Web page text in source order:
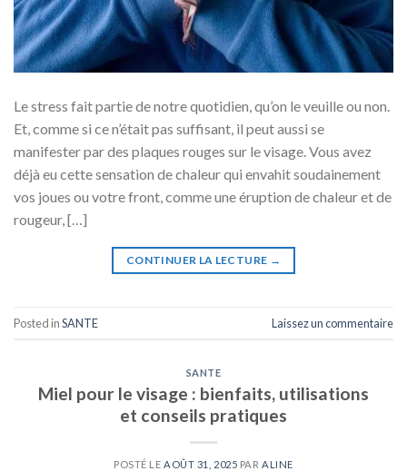
Le stress fait partie de notre quotidien, qu’on le veuille ou non.
Et, comme si ce n’était pas suffisant, il peut aussi se
manifester par des plaques rouges sur le visage. Vous avez
déjà eu cette sensation de chaleur qui envahit soudainement
vos joues ou votre front, comme une éruption de chaleur et de
rougeur, […]
CONTINUER LA LECTURE →
Posted inSANTE Laissez un commentaire
SANTE
Miel pour le visage : bienfaits, utilisations
et conseils pratiques
POSTÉ LEAOÛT 31, 2025 PARALINE